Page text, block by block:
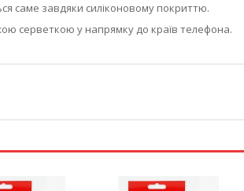
саме завдяки силіконовому покриттю.
серветкою у напрямку до країв телефона.